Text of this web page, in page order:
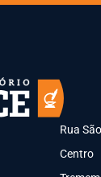
Rua
Centro